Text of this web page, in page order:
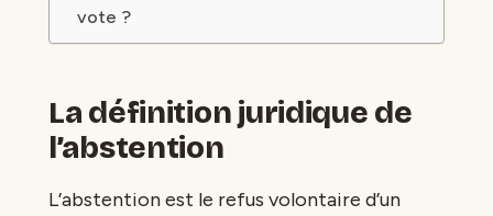
vote ?
La définition juridique de
l’abstention
L’abstention est le refus volontaire d’un